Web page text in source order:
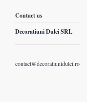
Contact us
Decoratiuni Dulci SRL
contact@decoratiunidulci.ro